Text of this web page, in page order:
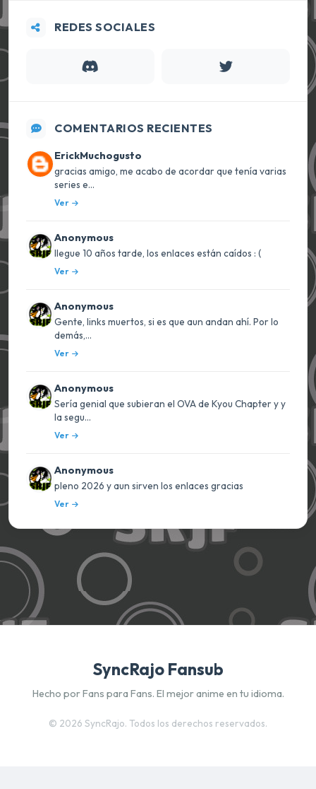
REDES SOCIALES
COMENTARIOS RECIENTES
ErickMuchogusto
gracias amigo, me acabo de acordar que tenía varias
series e...
Ver
Anonymous
llegue 10 años tarde, los enlaces están caídos : (
Ver
Anonymous
Gente, links muertos, si es que aun andan ahí. Por lo
demás,...
Ver
Anonymous
Sería genial que subieran el OVA de Kyou Chapter y y
la segu...
Ver
Anonymous
pleno 2026 y aun sirven los enlaces gracias
Ver
SyncRajo Fansub
Hecho por Fans para Fans. El mejor anime en tu idioma.
© 2026 SyncRajo. Todos los derechos reservados.